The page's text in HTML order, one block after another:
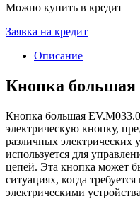
Можно купить в кредит
Заявка на кредит
Описание
Кнопка большая
Кнопка большая
электрическую кнопку,
различных электрических
используется для
цепей. Эта кнопка может
ситуациях, когда
электрическими